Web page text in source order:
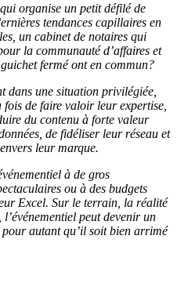
organise un petit défilé de
tendances capillaires en
un cabinet de notaires qui
la communauté d’affaires et
fermé ont en commun?
dans une situation privilégiée,
de faire valoir leur expertise,
du contenu à forte valeur
de fidéliser leur réseau et
leur marque.
à de gros
ou à des budgets
Excel. Sur le terrain, la réalité
peut devenir un
autant qu’il soit bien arrimé